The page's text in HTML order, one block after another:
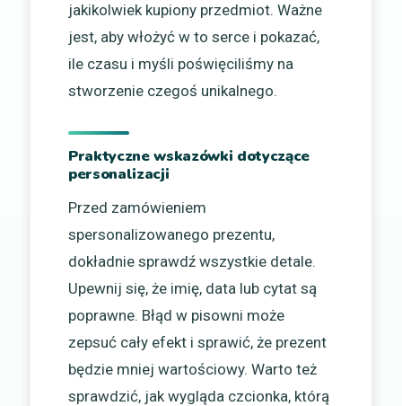
jakikolwiek kupiony przedmiot. Ważne
jest, aby włożyć w to serce i pokazać,
ile czasu i myśli poświęciliśmy na
stworzenie czegoś unikalnego.
Praktyczne wskazówki dotyczące
personalizacji
Przed zamówieniem
spersonalizowanego prezentu,
dokładnie sprawdź wszystkie detale.
Upewnij się, że imię, data lub cytat są
poprawne. Błąd w pisowni może
zepsuć cały efekt i sprawić, że prezent
będzie mniej wartościowy. Warto też
sprawdzić, jak wygląda czcionka, którą